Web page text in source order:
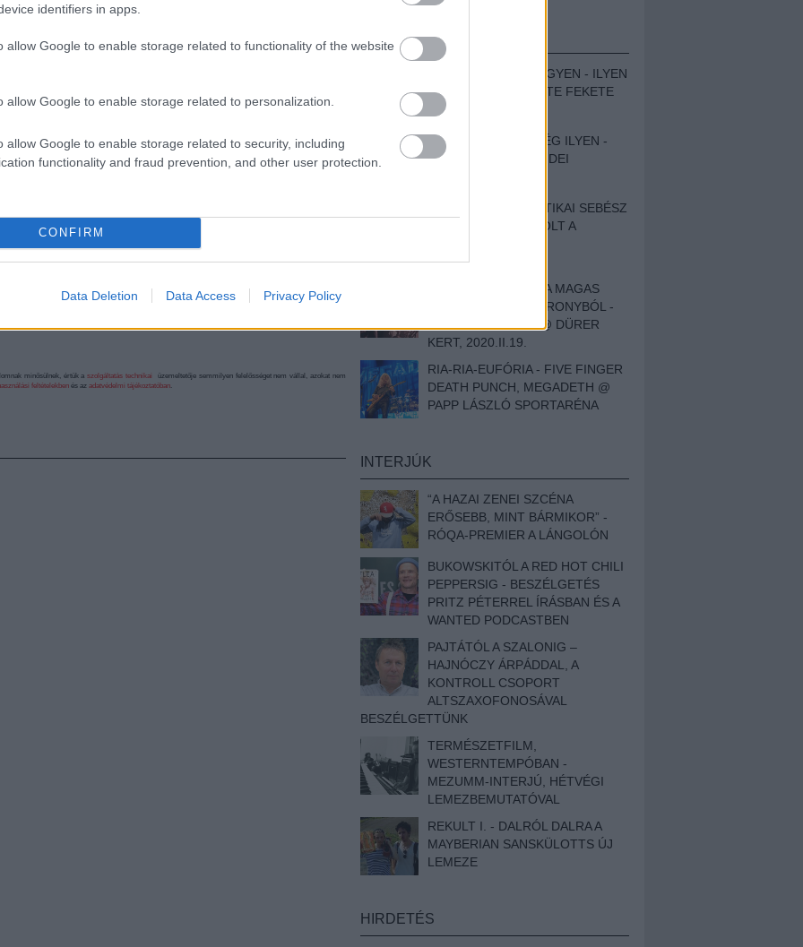
identifiers in apps.
allow Google to enable storage related to functionality of the website
allow Google to enable storage related to personalization.
allow Google to enable storage related to security, including
functionality and fraud prevention, and other user protection.
CONFIRM
Data Deletion Data Access Privacy Policy
az új Marilyn
Manson-
két dal róla
Kraftwerk-
lemezek
motorostalálkozóhoz
minősülnek, értük aszolgáltatás technikai
üzemeltetője semmilyen felelősséget nem vállal, azokat nem
feltételekben és az adatvédelmi tájékoztatóban.
BESZÁMOLÓK
ZENÉS TÁBOR A HEGYEN - ILYEN
VOLT A VÍRUS SZÜLTE FEKETE
ZAJ FESZTIVÁL
SOHA NEM VOLT MÉG ILYEN -
BESZÁMOLÓNK AZ IDEI
EGY HALLÁSPLASZTIKAI SEBÉSZ
NAPLÓJA - ILYEN VOLT A
DOKUMENTUMFILM
MÉLY FÉRFIBÁNAT A MAGAS
ELEFÁNTCSONTTORONYBÓL -
LEPROUS, KLONE @ DÜRER
KERT, 2020.II.19.
RIA-RIA-EUFÓRIA - FIVE FINGER
DEATH PUNCH, MEGADETH @
PAPP LÁSZLÓ SPORTARÉNA
INTERJÚK
“A HAZAI ZENEI SZCÉNA
ERŐSEBB, MINT BÁRMIKOR” -
RÓQA-PREMIER A LÁNGOLÓN
BUKOWSKITÓL A RED HOT CHILI
PEPPERSIG - BESZÉLGETÉS
PRITZ PÉTERREL ÍRÁSBAN ÉS A
WANTED PODCASTBEN
PAJTÁTÓL A SZALONIG –
HAJNÓCZY ÁRPÁDDAL, A
KONTROLL CSOPORT
ALTSZAXOFONOSÁVAL
BESZÉLGETTÜNK
TERMÉSZETFILM,
WESTERNTEMPÓBAN -
MEZUMM-INTERJÚ, HÉTVÉGI
LEMEZBEMUTATÓVAL
REKULT I. - DALRÓL DALRA A
MAYBERIAN SANSKÜLOTTS ÚJ
LEMEZE
HIRDETÉS